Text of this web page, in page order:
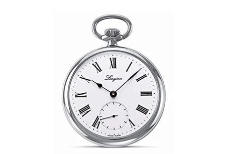
Подтверждение заказа
Сотрудничество